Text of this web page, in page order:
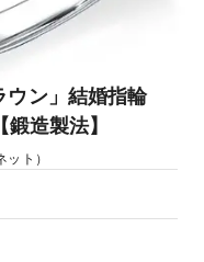
ウン」結婚指輪
造製法】
ト）